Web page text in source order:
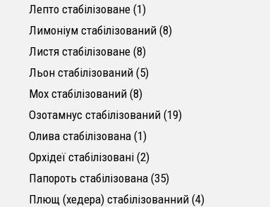
Лепто стабілізоване 11 товар
Лимоніум стабілізований 88 товарів
Листя стабілізоване 88 товарів
Льон стабілізований 55 товарів
Мох стабілізований 88 товарів
Озотамнус стабілізований 1919 товарів
Олива стабілізована 11 товар
Орхідеї стабілізовані 22 товари
Папороть стабілізована 3535 товарів
Плющ (хедера) стабілізованний 44 товари